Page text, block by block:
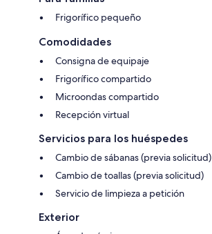
Frigorífico pequeño
Comodidades
Consigna de equipaje
Frigorífico compartido
Microondas compartido
Recepción virtual
Servicios para los huéspedes
Cambio de sábanas (previa solicitud)
Cambio de toallas (previa solicitud)
Servicio de limpieza a petición
Exterior